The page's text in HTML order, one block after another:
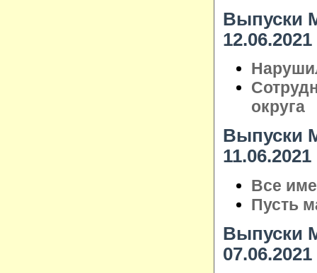
Выпуски
12.06.2021
округа
Выпуски
11.06.2021
Все
Пусть
Выпуски
07.06.2021